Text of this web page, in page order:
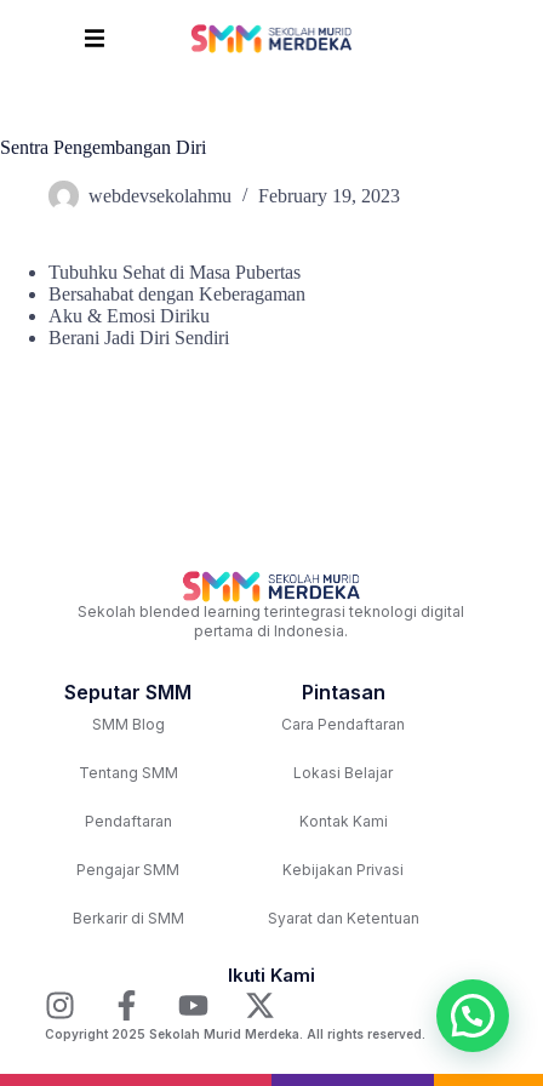
Sentra Pengembangan Diri
webdevsekolahmu February 19, 2023
Tubuhku Sehat di Masa Pubertas
Bersahabat dengan Keberagaman
Aku & Emosi Diriku
Berani Jadi Diri Sendiri
Sekolah blended learning terintegrasi teknologi digital
pertama di Indonesia.
Seputar SMM
SMM Blog
Tentang SMM
Pendaftaran
Pengajar SMM
Berkarir di SMM
Pintasan
Cara Pendaftaran
Lokasi Belajar
Kontak Kami
Kebijakan Privasi
Syarat dan Ketentuan
Ikuti Kami
Copyright 2025 Sekolah Murid Merdeka. All rights reserved.